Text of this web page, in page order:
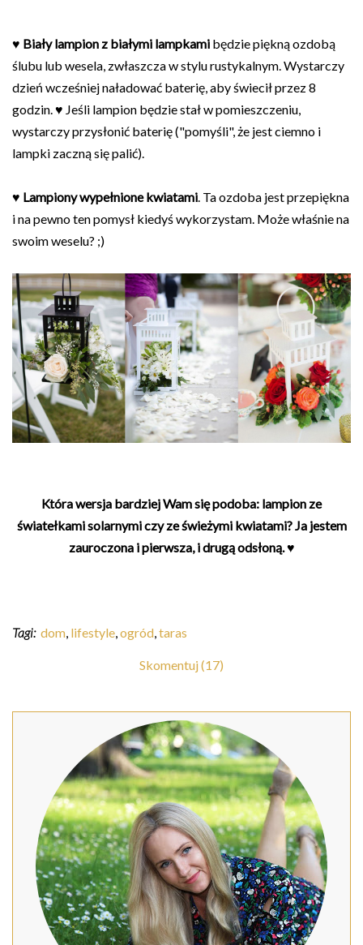
♥ Biały lampion z białymi lampkami będzie piękną ozdobą
ślubu lub wesela, zwłaszcza w stylu rustykalnym. Wystarczy
dzień wcześniej naładować baterię, aby świecił przez 8
godzin. ♥ Jeśli lampion będzie stał w pomieszczeniu,
wystarczy przysłonić baterię ("pomyśli", że jest ciemno i
lampki zaczną się palić).
♥ Lampiony wypełnione kwiatami. Ta ozdoba jest przepiękna
i na pewno ten pomysł kiedyś wykorzystam. Może właśnie na
swoim weselu? ;)
Która wersja bardziej Wam się podoba: lampion ze
światełkami solarnymi czy ze świeżymi kwiatami? Ja jestem
zauroczona i pierwsza, i drugą odsłoną. ♥
Tagi: dom, lifestyle,ogród,taras
Skomentuj (17)